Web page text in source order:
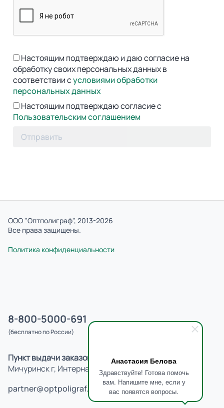
Анастасия Белова
Здравствуйте! Готова помочь
вам. Напишите мне, если у
вас появятся вопросы.
Настоящим подтверждаю и даю согласие на
обработку своих персональных данных в
соответствии сусловиями обработки
персональных данных
Настоящим подтверждаю согласие с
Пользовательским соглашением
Отправить
ООО "Оптполиграф", 2013-2026
Все права защищены.
Политика конфиденциальности
8-800-5000-691
(бесплатно по России)
Пункт выдачи заказов:
Мичуринск г, Интернациональная ул, д.41
partner@optpoligraf.ru